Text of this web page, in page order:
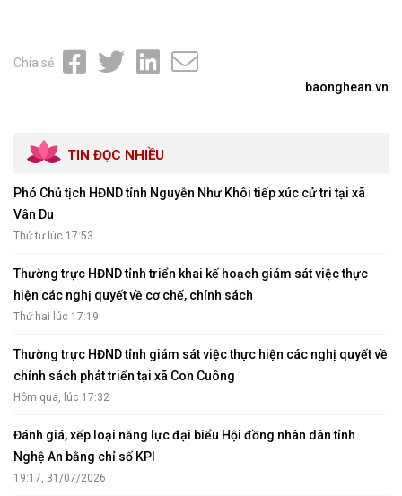
Chia sẻ
baonghean.vn
TIN ĐỌC NHIỀU
Phó Chủ tịch HĐND tỉnh Nguyễn Như Khôi tiếp xúc cử tri tại xã
Vân Du
Thứ tư lúc 17:53
Thường trực HĐND tỉnh triển khai kế hoạch giám sát việc thực
hiện các nghị quyết về cơ chế, chính sách
Thứ hai lúc 17:19
Thường trực HĐND tỉnh giám sát việc thực hiện các nghị quyết về
chính sách phát triển tại xã Con Cuông
Hôm qua, lúc 17:32
Đánh giá, xếp loại năng lực đại biểu Hội đồng nhân dân tỉnh
Nghệ An bằng chỉ số KPI
19:17, 31/07/2026